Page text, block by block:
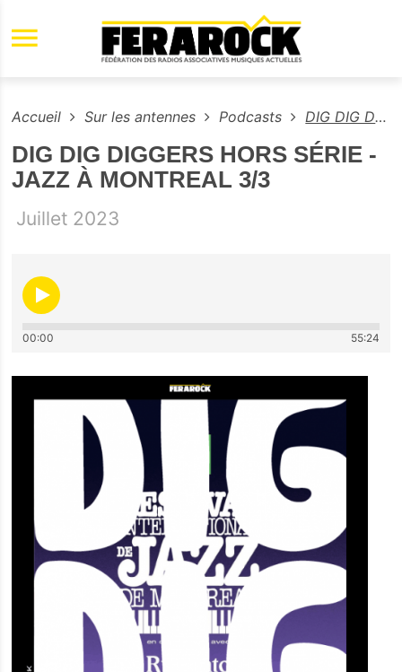
Aller au contenu principal
Accueil Sur les antennes Podcasts DIG DIG DIGGERS HORS SÉRIE - JAZZ À MONTREAL 3/3
DIG DIG DIGGERS HORS SÉRIE -
JAZZ À MONTREAL 3/3
Juillet 2023
00:00 55:24